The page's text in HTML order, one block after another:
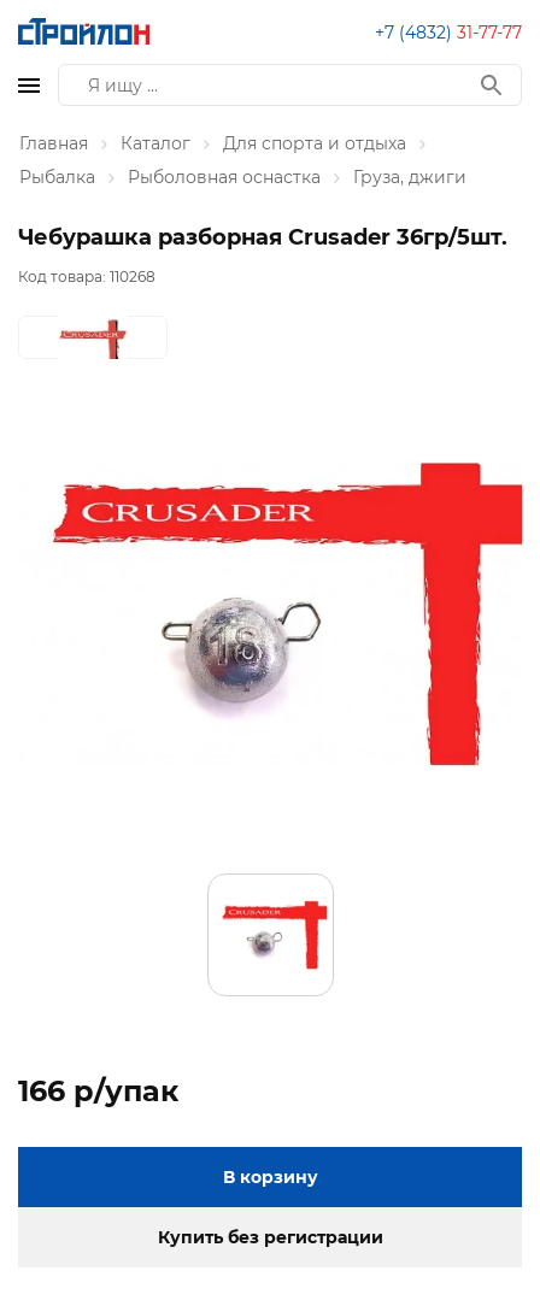
+7 (4832) 31-77-77
Главная Каталог
Для спорта и отдыха
Рыбалка
Рыболовная оснастка Груза, джиги
Чебурашка разборная Crusader 36гр/5шт.
Код товара: 110268
166 p/упак
В корзину
Купить без регистрации